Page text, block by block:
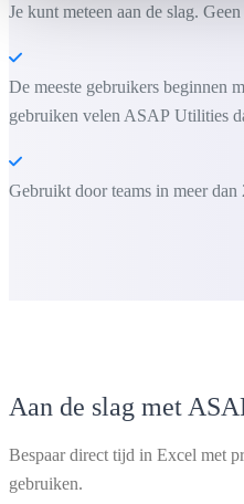
Je kunt meteen aan de slag.
De meeste gebruikers beginnen
gebruiken velen ASAP Utilities
Gebruikt door teams in meer dan
Aan de slag met
Bespaar direct tijd in Excel met
gebruiken.